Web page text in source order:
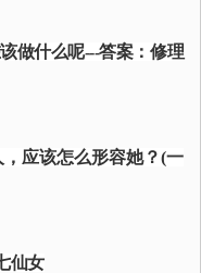
做什么呢---答案：修理
应该怎么形容她？(一
仙女